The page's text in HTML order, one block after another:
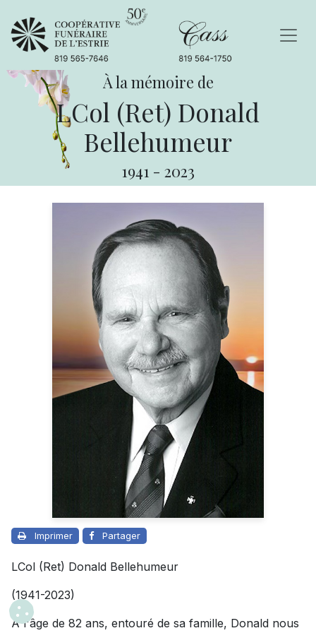
À la mémoire de
LCol (Ret) Donald
Bellehumeur
1941 - 2023
Imprimer Partager
LCol (Ret) Donald Bellehumeur
(1941-2023)
À l'âge de 82 ans, entouré de sa famille, Donald nous